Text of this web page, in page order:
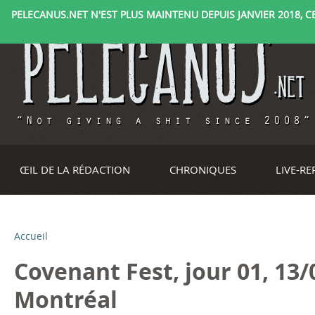
PELECANUS.NET N'EST PLUS MAINTENU DEPUIS JANVIER 2018,
ŒIL DE LA RÉDACTION CHRONIQUES LIVE-
V
o
u
Accueil
Covenant Fest, jour 01, 13/
Montréal